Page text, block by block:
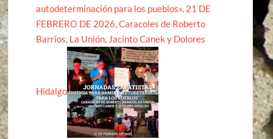
autodeterminación para los pueblos». 21 DE
FEBRERO DE 2026, Caracoles de Roberto
Barrios, La Unión, Jacinto Canek y Dolores
Hidalgo